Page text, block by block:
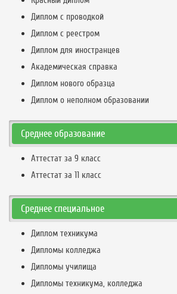
Диплом с проводкой
Диплом с реестром
Диплом для иностранцев
Академическая справка
Диплом нового образца
Диплом о неполном образовании
Среднее образование
Аттестат за 9 класс
Аттестат за 11 класс
Среднее специальное
Диплом техникума
Дипломы колледжа
Дипломы училища
Дипломы техникума, колледжа